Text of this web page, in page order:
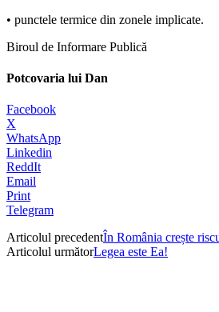
• punctele termice din zonele implicate.
Biroul de Informare Publică
Potcovaria lui Dan
Facebook
X
WhatsApp
Linkedin
ReddIt
Email
Print
Telegram
Articolul precedentÎn România crește
Articolul următorLegea este Ea!